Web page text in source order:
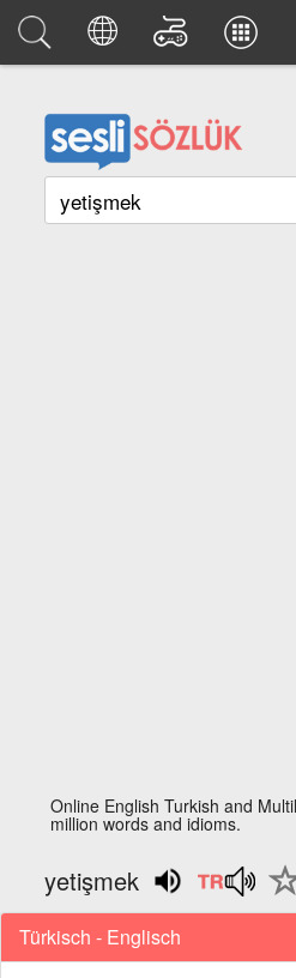
Online English Turkish and
million words and idioms.
yetişmek
Türkisch - Englisch